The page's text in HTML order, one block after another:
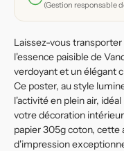
au
cœur
la
ville
au
cœur
la
ville
(Gestion responsable
Laissez-vous
l'essence paisible de
verdoyant et un élégant
Ce poster, au style
l'activité en plein air,
votre décoration
papier 305g coton, cette
d'impression